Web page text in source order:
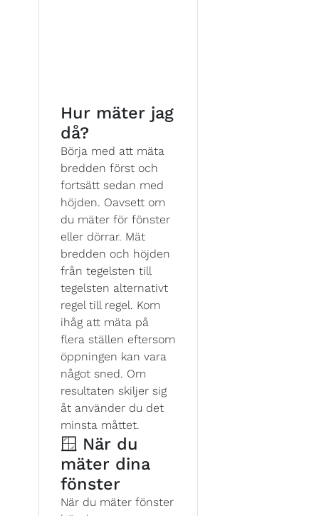
Hur mäter jag
då?
Börja med att mäta
bredden först och
fortsätt sedan med
höjden. Oavsett om
du mäter för fönster
eller dörrar. Mät
bredden och höjden
från tegelsten till
tegelsten alternativt
regel till regel. Kom
ihåg att mäta på
flera ställen eftersom
öppningen kan vara
något sned. Om
resultaten skiljer sig
åt använder du det
minsta måttet.
🪟 När du
mäter dina
fönster
När du mäter fönster